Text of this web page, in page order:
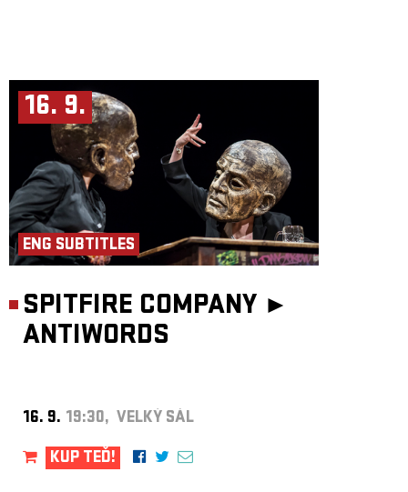
16. 9.
ENG SUBTITLES
SPITFIRE COMPANY ►
ANTIWORDS
16. 9. 19:30, VELKÝ SÁL
KUP TEĎ!